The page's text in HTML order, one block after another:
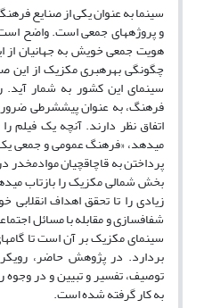
سینما به ‏عنوان یکی از صنایع
و پروژه‏های جمعی است. واضح
هویت جمعی خویش به‏ جهانیان
چگونگی بهره‏بری مکزیک از این
سینمای این کشور به ‏شمار آید.
فرهنگ، به ‏عنوان پیش‏شرطی
اتفاق نظر دارند. آنچه یک فیلم
می‏دهد، «فرهنگ عمومی و جمعی
پرداختن به قاچاقچیان موادمخدر
بخش شمالی مکزیک را بازتاب
زیادی را تا تحقق اهداف
شفاف‏سازی و مقابله با مسائل
سینمای مکزیک بر آن است تا
بردارد. در پژوهش حاضر،
توصیف، تفسیر و تبیین و در وجوه
به کار گرفته شده است.